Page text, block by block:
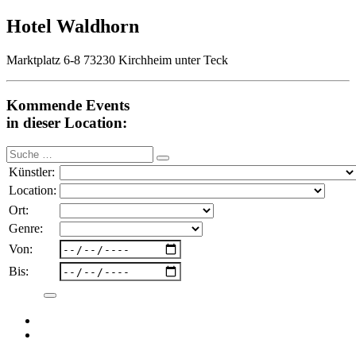
Hotel Waldhorn
Marktplatz 6-8 73230 Kirchheim unter Teck
Kommende Events
in dieser Location:
Suche
nach:
Künstler:
Location:
Ort:
Genre:
Von:
Bis: